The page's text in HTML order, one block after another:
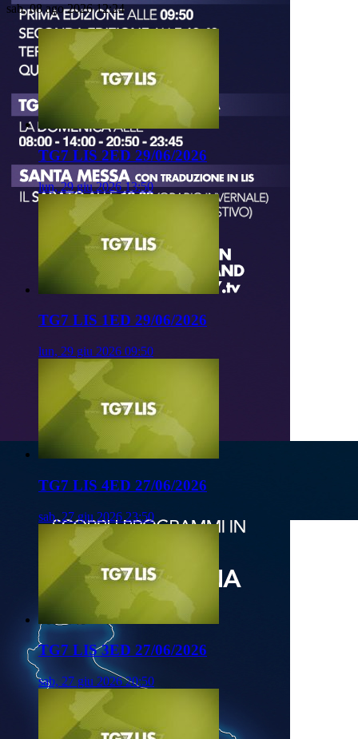
sab, 08 ago 2026 12:24
TG7 LIS 2ED 29/06/2026
lun, 29 giu 2026 13:50
TG7 LIS 1ED 29/06/2026
lun, 29 giu 2026 09:50
TG7 LIS 4ED 27/06/2026
sab, 27 giu 2026 23:50
TG7 LIS 3ED 27/06/2026
sab, 27 giu 2026 20:50